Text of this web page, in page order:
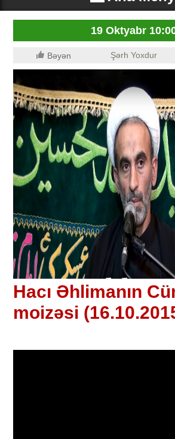
19 Oktyabr
Bəyən Şərh Yoxdur
Hacı Əhlimanın
moizəsi